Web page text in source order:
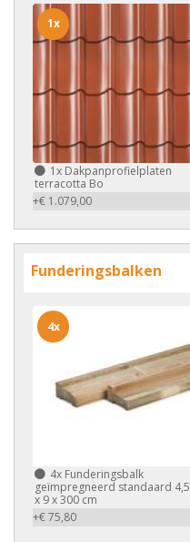
1x Dakpanprofielplaten
terracotta Bo
+€ 1.079,00
1x
Funderingsbalken
4x Funderingsbalk
geïmpregneerd standaard 4,5
x 9 x 300 cm
+€ 75,80
4x